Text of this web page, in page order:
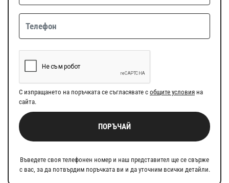
С изпращането на поръчката се съгласявате с общите условия на
сайта.
ПОРЪЧАЙ
Въведете своя телефонен номер и наш представител ще се свърже
с вас, за да потвърдим поръчката ви и да уточним всички детайли.